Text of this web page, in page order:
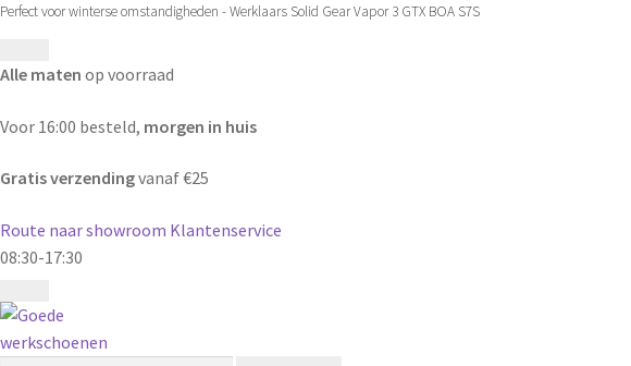
Perfect voor winterse omstandigheden - Werklaars Solid Gear Vapor 3 GTX BOA S7S
Alle maten op voorraad
Voor 16:00 besteld, morgen in huis
Gratis verzendingvanaf €25
Route naar showroom Klantenservice
08:30-17:30